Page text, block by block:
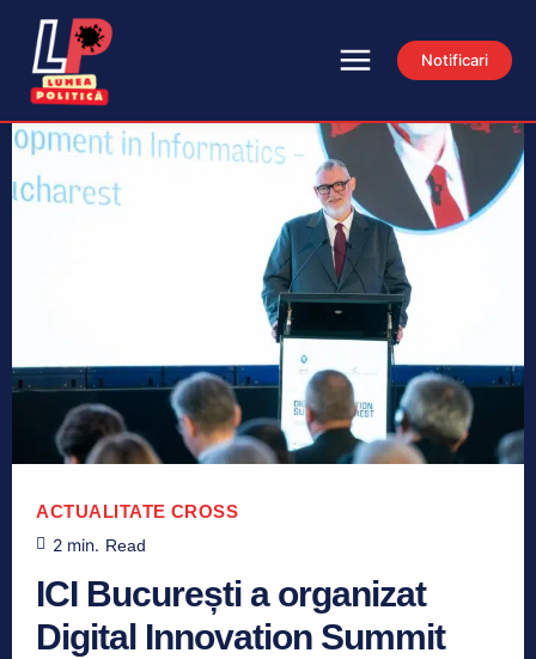
Notificari
ACTUALITATE CROSS
2 min. Read
ICI București a organizat
Digital Innovation Summit